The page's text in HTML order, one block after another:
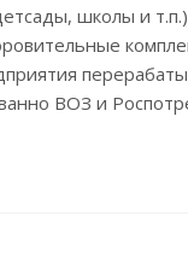
школы и
ВОЗ и